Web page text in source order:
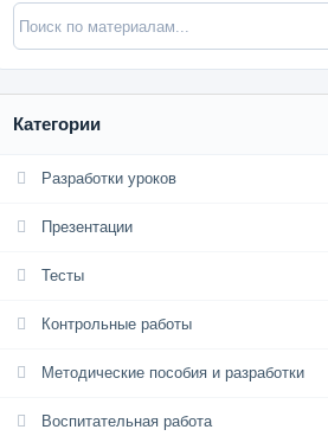
Категории
Разработки уроков
Презентации
Тесты
Контрольные работы
Методические пособия и разработки
Воспитательная работа